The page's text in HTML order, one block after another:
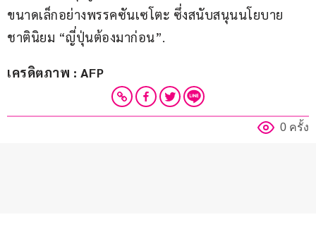
ขนาดเล็กอย่างพรรคซันเซโตะ ซึ่งสนับสนุนนโยบาย
ชาตินิยม “ญี่ปุ่นต้องมาก่อน”.
เครดิตภาพ : AFP
0 ครั้ง